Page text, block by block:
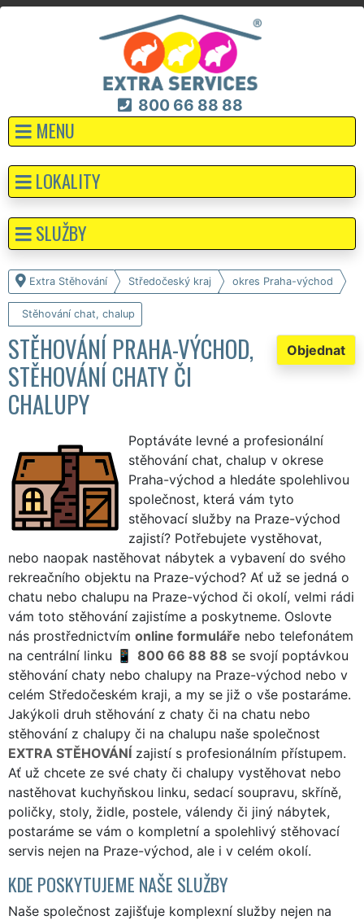
800 66 88 88
MENU
Extra Stěhování Středočeský kraj okres Praha-východ
Stěhování chat, chalup
Objednat
STĚHOVÁNÍ PRAHA-VÝCHOD,
STĚHOVÁNÍ CHATY ČI
CHALUPY
Poptáváte levné a profesionální
stěhování chat, chalup v okrese
Praha-východ a hledáte spolehlivou
společnost, která vám tyto
stěhovací služby na Praze-východ
zajistí? Potřebujete vystěhovat,
nebo naopak nastěhovat nábytek a vybavení do svého
rekreačního objektu na Praze-východ? Ať už se jedná o
chatu nebo chalupu na Praze-východ či okolí, velmi rádi
vám toto stěhování zajistíme a poskytneme. Oslovte
nás prostřednictvím online formuláře nebo telefonátem
na centrální linku
800 66 88 88 se svojí poptávkou
stěhování chaty nebo chalupy na Praze-východ nebo v
celém Středočeském kraji, a my se již o vše postaráme.
Jakýkoli druh stěhování z chaty či na chatu nebo
stěhování z chalupy či na chalupu naše společnost
EXTRA STĚHOVÁNÍ zajistí s profesionálním přístupem.
Ať už chcete ze své chaty či chalupy vystěhovat nebo
nastěhovat kuchyňskou linku, sedací soupravu, skříně,
poličky, stoly, židle, postele, válendy či jiný nábytek,
postaráme se vám o kompletní a spolehlivý stěhovací
servis nejen na Praze-východ, ale i v celém okolí.
KDE POSKYTUJEME NAŠE SLUŽBY
Naše společnost zajišťuje komplexní služby nejen na
LOKALITY
SLUŽBY